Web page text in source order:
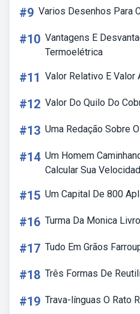
#9 Varios Desenhos Para
#10 Vantagens E
Termoelétrica
#11 Valor Relativo E
#12 Valor Do Quilo Do
#13 Uma Redação Sobre
#14 Um Homem
Calcular Sua
#15 Um Capital De 800
#16 Turma Da Monica
#17 Tudo Em Grãos
#18 Três Formas De
#19 Trava-línguas O Rato